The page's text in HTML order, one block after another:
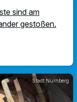
sind am
gestoßen.
Stadt Nürnberg